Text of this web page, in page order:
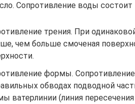
Сопротивление воды
трения. При
чем больше смоченая
формы.
обводах подводной
ватерлинии (линия